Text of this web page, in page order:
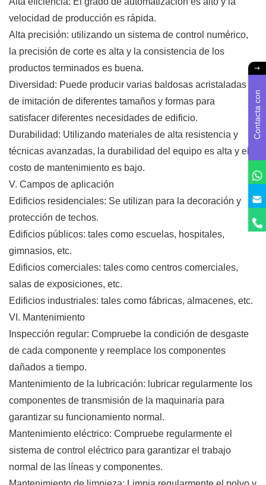
velocidad de producción es rápida.
Alta precisión: utilizando un sistema de control numérico,
la precisión de corte es alta y la consistencia de los
productos terminados es buena.
Diversidad: Puede producir varias baldosas acristaladas
de imitación de diferentes tamaños y formas para
satisfacer diferentes necesidades de edificio.
Durabilidad: Utilizando materiales de alta resistencia y
técnicas avanzadas, la durabilidad del equipo es alta y el
costo de mantenimiento es bajo.
V. Campos de aplicación
Edificios residenciales: Se utilizan para la decoración y
protección de techos.
Edificios públicos: tales como escuelas, hospitales,
gimnasios, etc.
Edificios comerciales: tales como centros comerciales,
salas de exposiciones, etc.
Edificios industriales: tales como fábricas, almacenes, etc.
VI. Mantenimiento
Inspección regular: Compruebe la condición de desgaste
de cada componente y reemplace los componentes
dañados a tiempo.
Mantenimiento de la lubricación: lubricar regularmente los
componentes de transmisión de la maquinaria para
garantizar su funcionamiento normal.
Mantenimiento eléctrico: Compruebe regularmente el
sistema de control eléctrico para garantizar el trabajo
normal de las líneas y componentes.
C
o
n
t
a
c
t
a
c
o
n
n
o
s
o
t
r
o